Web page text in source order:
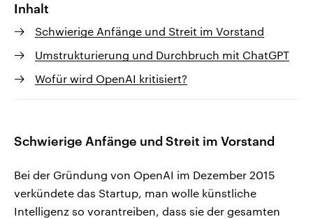
Inhalt
Schwierige Anfänge und Streit im Vorstand
Umstrukturierung und Durchbruch mit ChatGPT
Wofür wird OpenAI kritisiert?
Schwierige Anfänge und Streit im Vorstand
Bei der Gründung von OpenAI im Dezember 2015
verkündete das Startup, man wolle künstliche
Intelligenz so vorantreiben, dass sie der gesamten